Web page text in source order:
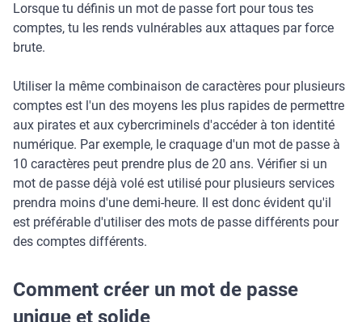
Lorsque tu définis un mot de passe fort pour tous tes
comptes, tu les rends vulnérables aux attaques par force
brute.
Utiliser la même combinaison de caractères pour plusieurs
comptes est l'un des moyens les plus rapides de permettre
aux pirates et aux cybercriminels d'accéder à ton identité
numérique. Par exemple, le craquage d'un mot de passe à
10 caractères peut prendre plus de 20 ans. Vérifier si un
mot de passe déjà volé est utilisé pour plusieurs services
prendra moins d'une demi-heure. Il est donc évident qu'il
est préférable d'utiliser des mots de passe différents pour
des comptes différents.
Comment créer un mot de passe
unique et solide